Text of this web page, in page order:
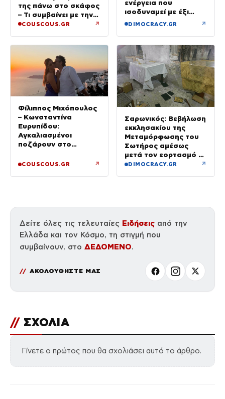
της πάνω στο σκάφος
– Τι συμβαίνει με την
υγεία της;
COUSCOUS.GR ↗
ενέργεια που
ισοδυναμεί με έξι
βόμβες Χιροσίμα
DIMOCRACY.GR ↗
Φίλιππος Μιχόπουλος
– Κωνσταντίνα
Ευρυπίδου:
Αγκαλιασμένοι
ποζάρουν στο
Σαντορίνης
COUSCOUS.GR ↗
Σαρωνικός: Βεβήλωση
εκκλησακίου της
Μεταμόρφωσης του
Σωτήρος αμέσως
μετά τον εορτασμό –
Έσπασαν εικόνες στην
DIMOCRACY.GR ↗
Δείτε όλες τις τελευταίες Ειδήσεις από την
Ελλάδα και τον Κόσμο, τη στιγμή που
συμβαίνουν, στο ΔΕΔΟΜΕΝΟ.
ΑΚΟΛΟΥΘΗΣΤΕ ΜΑΣ
// ΣΧΟΛΙΑ
Γίνετε ο πρώτος που θα σχολιάσει αυτό το άρθρο.